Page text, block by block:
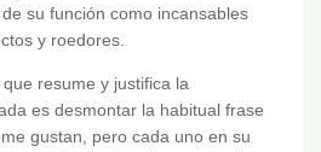
su función como incansables
y roedores.
resume y justifica la
es desmontar la habitual frase
gustan, pero cada uno en su